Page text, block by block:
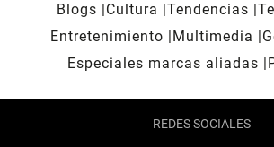
Blogs
Cultura Tendencias
Entretenimiento
Multimedia
Especiales marcas aliadas
REDES SOCIALES